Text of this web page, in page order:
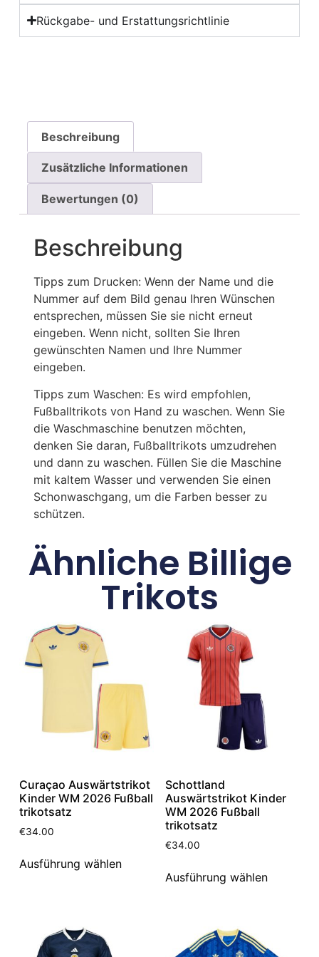
Rückgabe- und Erstattungsrichtlinie
Beschreibung
Zusätzliche Informationen
Bewertungen (0)
Beschreibung
Tipps zum Drucken: Wenn der Name und die
Nummer auf dem Bild genau Ihren Wünschen
entsprechen, müssen Sie sie nicht erneut
eingeben. Wenn nicht, sollten Sie Ihren
gewünschten Namen und Ihre Nummer
eingeben.
Tipps zum Waschen: Es wird empfohlen,
Fußballtrikots von Hand zu waschen. Wenn Sie
die Waschmaschine benutzen möchten,
denken Sie daran, Fußballtrikots umzudrehen
und dann zu waschen. Füllen Sie die Maschine
mit kaltem Wasser und verwenden Sie einen
Schonwaschgang, um die Farben besser zu
schützen.
Ähnliche Billige
Trikots
Curaçao Auswärtstrikot
Kinder WM 2026 Fußball
trikotsatz
€34.00
Ausführung wählen
Schottland
Auswärtstrikot Kinder
WM 2026 Fußball
trikotsatz
€34.00
Ausführung wählen